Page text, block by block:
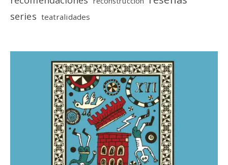
series teatralidades